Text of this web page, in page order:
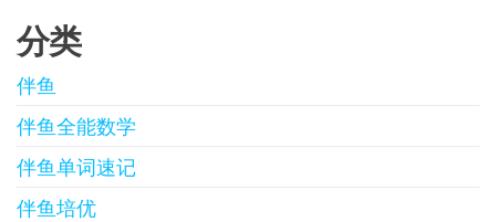
分类
伴鱼
伴鱼全能数学
伴鱼单词速记
伴鱼培优